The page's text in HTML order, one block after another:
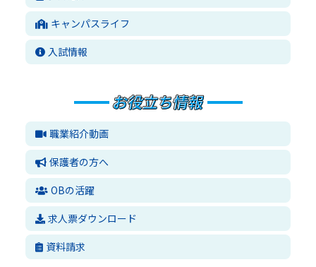
キャンパスライフ
入試情報
職業紹介動画
保護者の方へ
OBの活躍
求人票ダウンロード
資料請求